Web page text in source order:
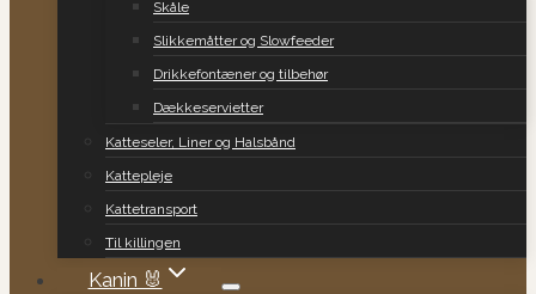
Skåle
Slikkemåtter og Slowfeeder
Drikkefontæner og tilbehør
Dækkeservietter
Katteseler, Liner og Halsbånd
Kattepleje
Kattetransport
Til killingen
Kanin 🐰